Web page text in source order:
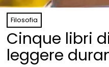
Filosofia
Cinque libri
leggere